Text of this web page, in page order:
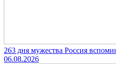
263 дня мужества Россия
06.08.2026